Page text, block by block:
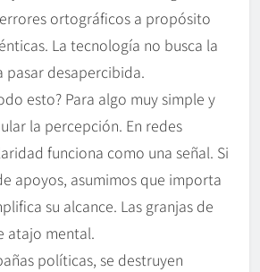
ortográficos a propósito
La tecnología no busca la
pasar desapercibida.
esto? Para algo muy simple y
la percepción. En redes
funciona como una señal. Si
apoyos, asumimos que importa
su alcance. Las granjas de
atajo mental.
políticas, se destruyen